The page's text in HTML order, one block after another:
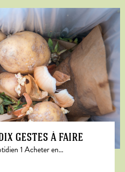
gestes à faire
1 Acheter en…